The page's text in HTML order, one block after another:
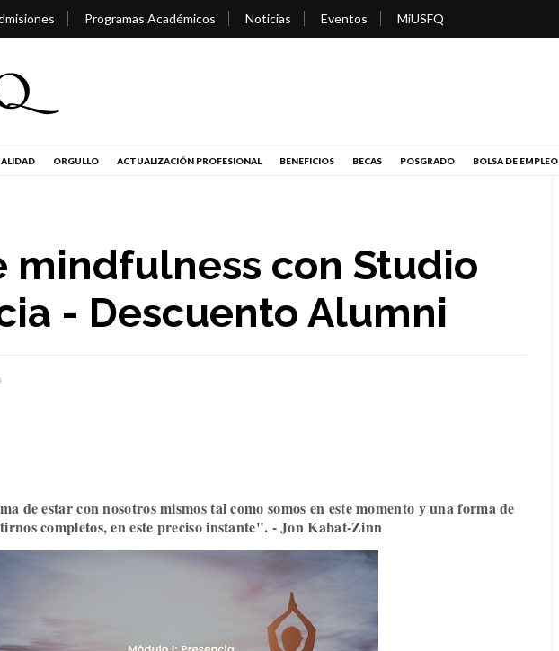
Programas Académicos Noticias Eventos MiUSFQ
ORGULLO ACTUALIZACIÓN PROFESIONAL BENEFICIOS BECAS POSGRADO BOLSA DE EMPLEO
mindfulness con Studio
- Descuento Alumni
de estar con nosotros mismos tal como somos en este momento y una forma de
completos, en este preciso instante". - Jon Kabat-Zinn